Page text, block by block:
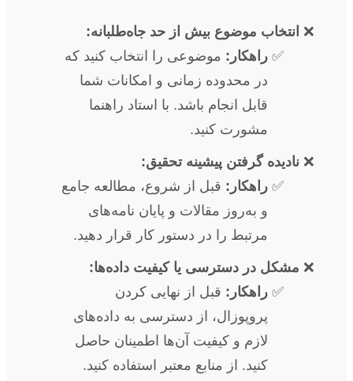
انتخاب موضوع بیش از حد جاه‌طلبانه:
راهکار: موضوعی را انتخاب کنید که
در محدوده زمانی و امکانات شما
قابل انجام باشد. با استاد راهنما
مشورت کنید.
نادیده گرفتن پیشینه تحقیق:
راهکار: قبل از شروع، مطالعه جامع
و به‌روز مقالات و پایان نامه‌های
مرتبط را در دستور کار قرار دهید.
مشکل در دسترسی یا کیفیت داده‌ها:
راهکار: قبل از نهایی کردن
پروپوزال، از دسترسی به داده‌های
لازم و کیفیت آن‌ها اطمینان حاصل
کنید. از منابع معتبر استفاده کنید.